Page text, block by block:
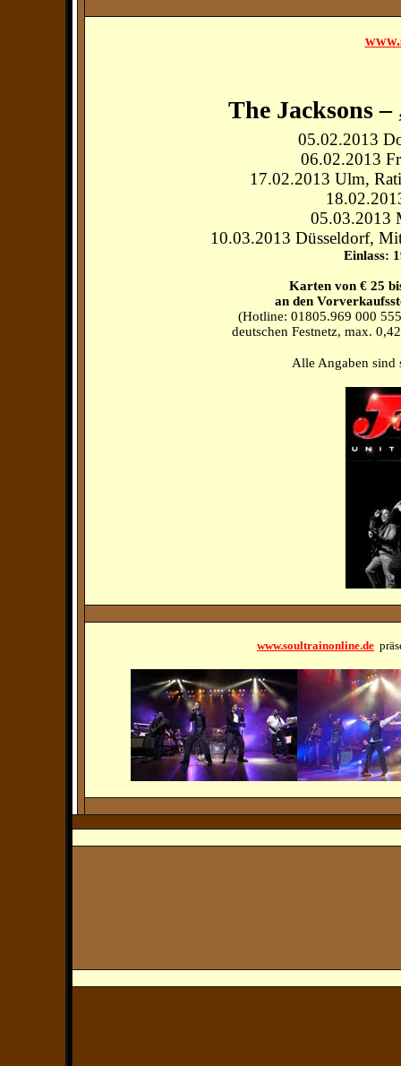
The Jacksons
05.02.2013
06.02.2013
17.02.2013 Ulm,
05.03.2013
10.03.2013 Düsseldorf,
Einlass:
Karten von € 25
an den
(Hotline: 01805.969 000
deutschen Festnetz, max.
Alle Angaben sind
www.soultrainonline.de